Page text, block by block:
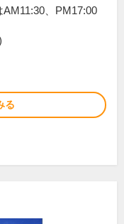
、PM17:00
る